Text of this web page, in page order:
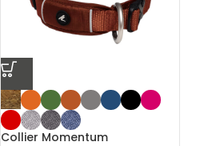
Collier Momentum